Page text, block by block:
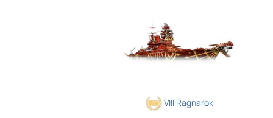
VIII Ragnarok